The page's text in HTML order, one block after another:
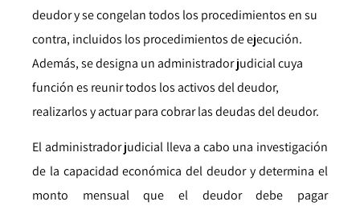
deudor y se congelan todos los procedimientos en su
contra, incluidos los procedimientos de ejecución.
Además, se designa un administrador judicial cuya
función es reunir todos los activos del deudor,
realizarlos y actuar para cobrar las deudas del deudor.
El administrador judicial lleva a cabo una investigación
de la capacidad económica del deudor y determina el
monto mensual que el deudor debe pagar